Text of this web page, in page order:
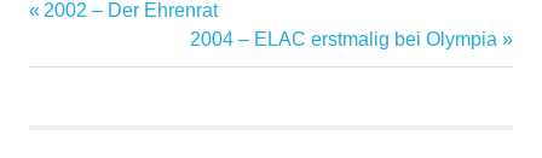
Beitragsnavigation
Vorheriger
2002 – Der Ehrenrat
Nächster
Beitrag:
2004 – ELAC erstmalig bei Olympia